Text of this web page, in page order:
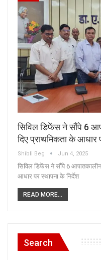
सिविल डिफेंस ने सौंपे 6
दिए प्राथमिकता के आधार
Shibli Beg Jun 4, 2025
सिविल डिफेंस ने सौंपे 6
आधार पर स्थापना के निर्देश
READ MORE...
Search